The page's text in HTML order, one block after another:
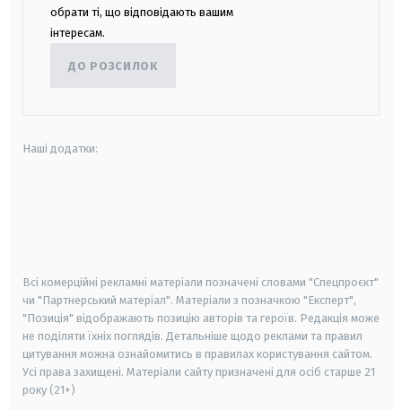
обрати ті, що відповідають вашим
інтересам.
ДО РОЗСИЛОК
Наші додатки:
Всі комерційні рекламні матеріали позначені словами "Спецпроєкт"
чи "Партнерський матеріал". Матеріали з позначкою "Експерт",
"Позиція" відображають позицію авторів та героїв. Редакція може
не поділяти їхніх поглядів. Детальніше щодо реклами та правил
цитування можна ознайомитись в правилах користування сайтом.
Усі права захищені. Матеріали сайту призначені для осіб старше 21
року (21+)